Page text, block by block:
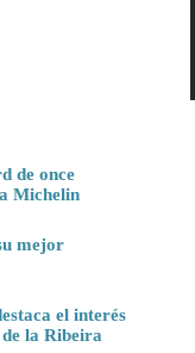
de once
Michelin
mejor
el interés
la Ribeira